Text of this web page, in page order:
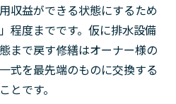
収益ができる状態にするため
程度までです。仮に排水設備
まで戻す修繕はオーナー様の
式を最先端のものに交換する
とです。